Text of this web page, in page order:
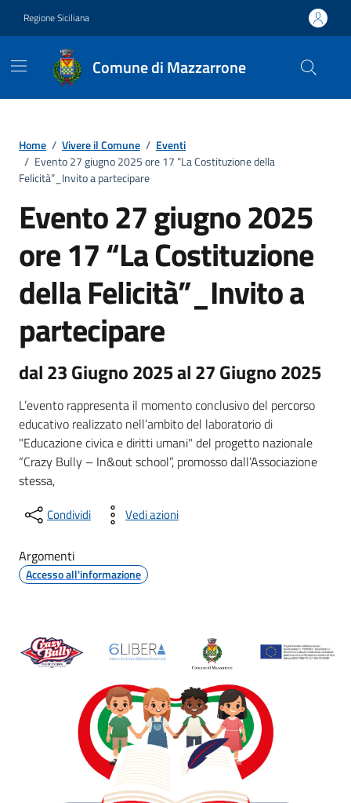
Regione Siciliana
Comune di Mazzarrone
Home / Vivere il Comune / Eventi
/ Evento 27 giugno 2025 ore 17 “La Costituzione della
Felicità”_Invito a partecipare
Evento 27 giugno 2025
ore 17 “La Costituzione
della Felicità”_Invito a
partecipare
dal 23 Giugno 2025 al 27 Giugno 2025
L’evento rappresenta il momento conclusivo del percorso
educativo realizzato nell’ambito del laboratorio di
"Educazione civica e diritti umani" del progetto nazionale
“Crazy Bully – In&out school”, promosso dall’Associazione
stessa,
Condividi Vedi azioni
Argomenti
Accesso all'informazione